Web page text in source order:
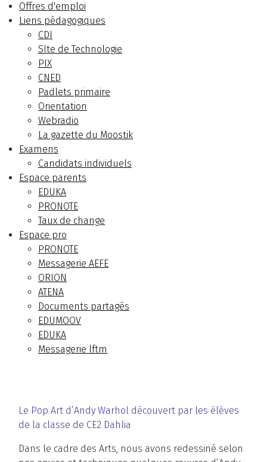
Offres d'emploi
Liens pédagogiques
CDI
SIte de Technologie
PIX
CNED
Padlets primaire
Orientation
Webradio
La gazette du Moostik
Examens
Candidats individuels
Espace parents
EDUKA
PRONOTE
Taux de change
Espace pro
PRONOTE
Messagerie AEFE
ORION
ATENA
Documents partagés
EDUMOOV
EDUKA
Messagerie lftm
Le Pop Art d’Andy Warhol découvert par les élèves
de la classe de CE2 Dahlia
Dans le cadre des Arts, nous avons redessiné selon